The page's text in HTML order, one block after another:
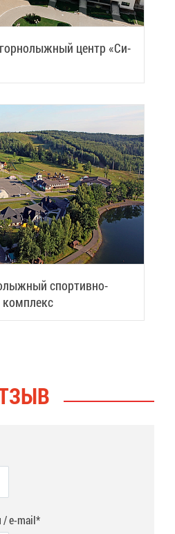
центр «Си­
спор­тив­но-
e-mail*